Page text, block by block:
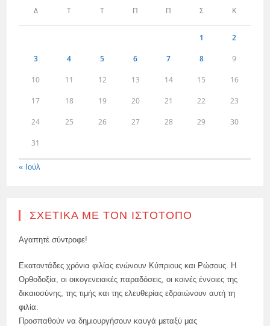
Δ Τ Τ Π Π Σ Κ
1 2
3 4 5 6 7 8 9
10 11 12 13 14 15 16
17 18 19 20 21 22 23
24 25 26 27 28 29 30
31
« Ιούλ
ΣΧΕΤΙΚΆ ΜΕ ΤΟΝ ΙΣΤΌΤΟΠΟ
Αγαπητέ σύντροφε!
Εκατοντάδες χρόνια φιλίας ενώνουν Κύπριους και Ρώσους. Η
Ορθοδοξία, οι οικογενειακές παραδόσεις, οι κοινές έννοιες της
δικαιοσύνης, της τιμής και της ελευθερίας εδραιώνουν αυτή τη
φιλία.
Προσπαθούν να δημιουργήσουν καυγά μεταξύ μας